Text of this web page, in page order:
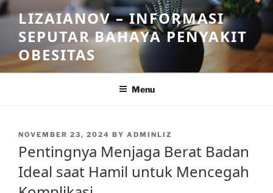
Skip
to
content
LIZAIANOV – INFORMASI
SEPUTAR BAHAYA PENYAKIT
OBESITAS
Menu
POSTED
NOVEMBER 23, 2024 BY ADMINLIZ
Pentingnya Menjaga Berat Badan
Ideal saat Hamil untuk Mencegah